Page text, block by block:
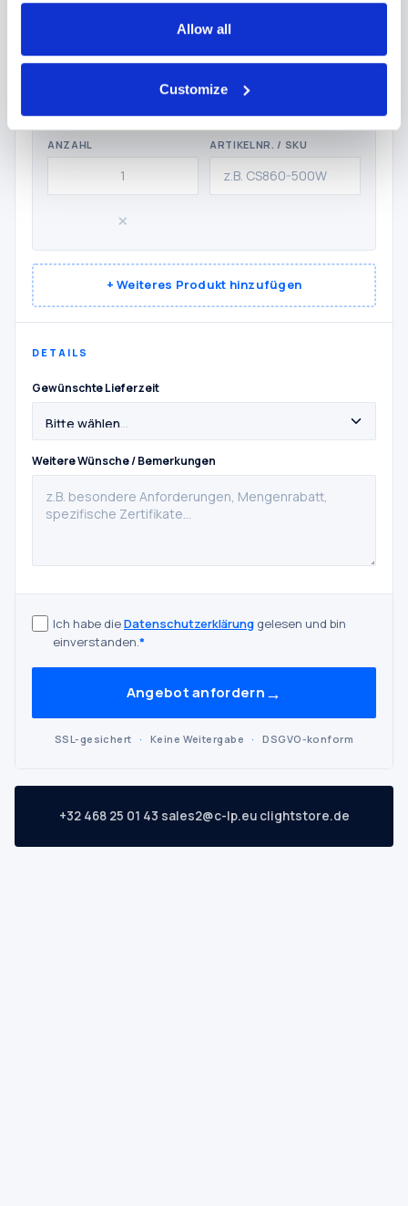
Allow all
Customize
GEWÜNSCHTE PRODUKTE
ANZAHL ARTIKELNR. / SKU
×
+ Weiteres Produkt hinzufügen
DETAILS
Gewünschte Lieferzeit
Weitere Wünsche / Bemerkungen
Ich habe dieDatenschutzerklärung gelesen und bin
einverstanden.*
Angebot anfordern→
SSL-gesichert · Keine Weitergabe · DSGVO-konform
+32 468 25 01 43·sales2@c-lp.eu·clightstore.de